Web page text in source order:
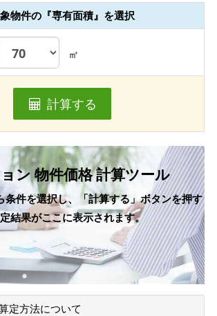
物件の『専有面積』を選択
㎡
計算する
ン 物件価格 計算ツール
条件を選択し、「計算する」ボタンを押す
結果がここに表示されます。
定方法について